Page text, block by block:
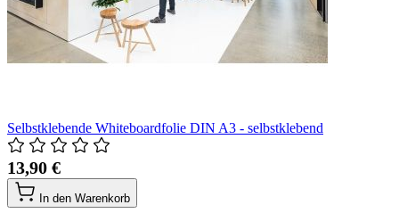
Selbstklebende Whiteboardfolie DIN A3 - selbstklebend
13,90 €
In den Warenkorb